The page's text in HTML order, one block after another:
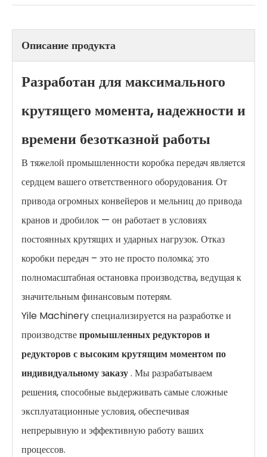
Описание продукта
Разработан для максимального
крутящего момента, надежности и
времени безотказной работы
В тяжелой промышленности коробка передач является
сердцем вашего ответственного оборудования. От
привода огромных конвейеров и мельниц до привода
кранов и дробилок — он работает в условиях
постоянных крутящих и ударных нагрузок. Отказ
коробки передач – это не просто поломка; это
полномасштабная остановка производства, ведущая к
значительным финансовым потерям.
Yile Machinery специализируется на разработке и
производствепромышленных редукторов и
редукторов с высоким крутящим моментом по
индивидуальному заказу. Мы разрабатываем
решения, способные выдерживать самые сложные
эксплуатационные условия, обеспечивая
непрерывную и эффективную работу ваших
процессов.